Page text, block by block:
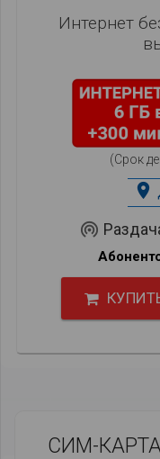
Интернет
(Срок
place
wifi_tethering
СИМ-